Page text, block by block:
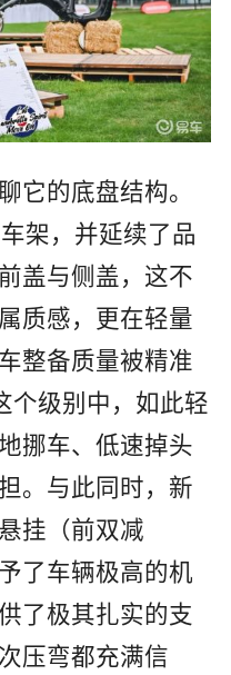
它的底盘结构。
架，并延续了品
盖与侧盖，这不
质感，更在轻量
整备质量被精准
个级别中，如此轻
挪车、低速掉头
。与此同时，新
挂（前双减
了车辆极高的机
了极其扎实的支
压弯都充满信